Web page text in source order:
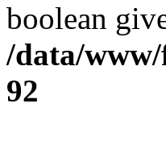
boolean
/data/
92